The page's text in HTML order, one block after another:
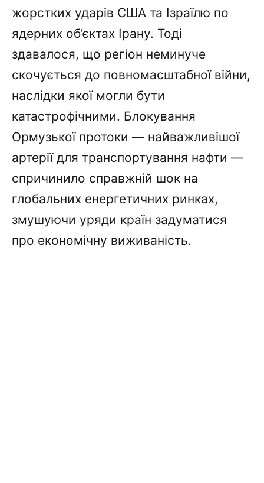
жорстких ударів США та Ізраїлю по
ядерних об’єктах Ірану. Тоді
здавалося, що регіон неминуче
скочується до повномасштабної війни,
наслідки якої могли бути
катастрофічними. Блокування
Ормузької протоки — найважливішої
артерії для транспортування нафти —
спричинило справжній шок на
глобальних енергетичних ринках,
змушуючи уряди країн задуматися
про економічну виживаність.